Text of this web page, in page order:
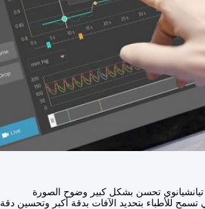
تحسن بشكل كبير وضوح الصورة
للأطباء بتحديد الآفات بدقة أكبر وتحسين